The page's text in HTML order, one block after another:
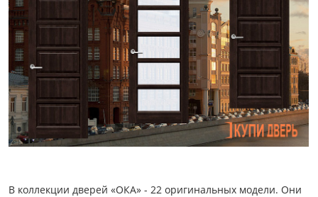
В коллекции дверей «ОКА» - 22 оригинальных модели. Они